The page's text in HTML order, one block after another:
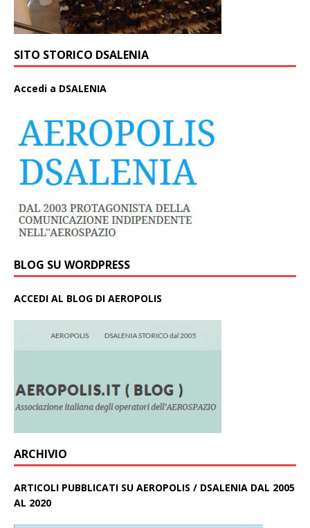
SITO STORICO DSALENIA
Accedi a DSALENIA
BLOG SU WORDPRESS
ACCEDI AL BLOG DI AEROPOLIS
ARCHIVIO
ARTICOLI PUBBLICATI SU AEROPOLIS / DSALENIA DAL 2005
AL 2020